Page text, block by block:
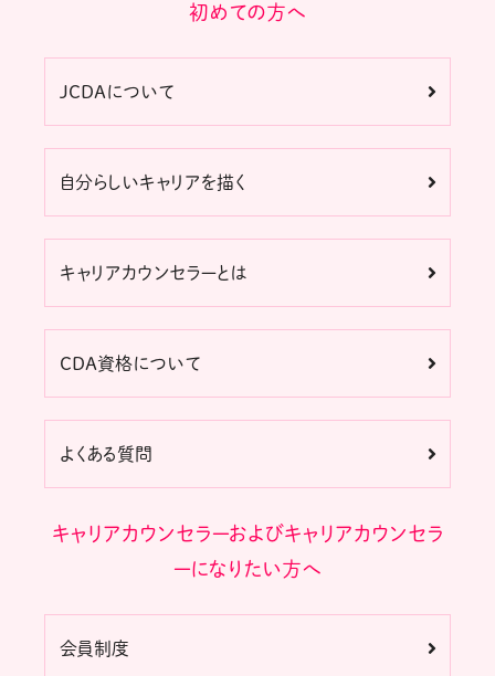
初めての方へ
JCDAについて
自分らしいキャリアを描く
キャリアカウンセラーとは
CDA資格について
よくある質問
キャリアカウンセラーおよびキャリアカウンセラ
ーになりたい方へ
会員制度